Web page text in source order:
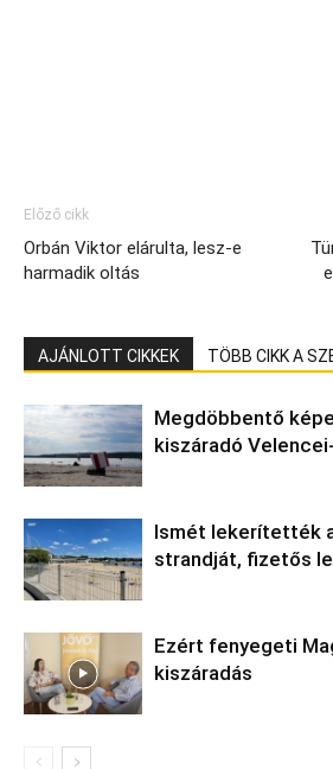
Előző cikk
Orbán Viktor elárulta, lesz-e
harmadik oltás
AJÁNLOTT CIKKEK TÖBB CIKK A
Megdöbbentő
kiszáradó
Ismét lekerítették
strandját, fizetős
Ezért fenyegeti
kiszáradás